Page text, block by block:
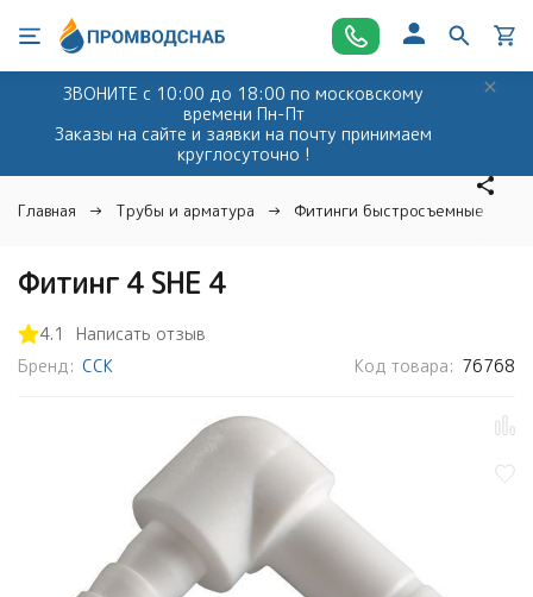
ЗВОНИТЕ с 10:00 до 18:00 по московскому
времени Пн-Пт
Заказы на сайте и заявки на почту принимаем
круглосуточно !
Главная Трубы и арматура Фитинги быстросъемные и
Фитинг 4 SНE 4
4.1
Написать отзыв
Бренд: CCK Код товара: 76768